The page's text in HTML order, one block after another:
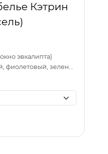
Кэтрин
эвкалипта)
персиковый, фиолетовый, зеленый